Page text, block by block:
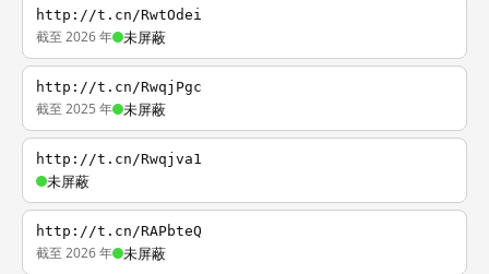
http://t.cn/RwtOdei
截至 2026 年 未屏蔽
http://t.cn/RwqjPgc
截至 2025 年 未屏蔽
http://t.cn/Rwqjva1
未屏蔽
http://t.cn/RAPbteQ
截至 2026 年 未屏蔽